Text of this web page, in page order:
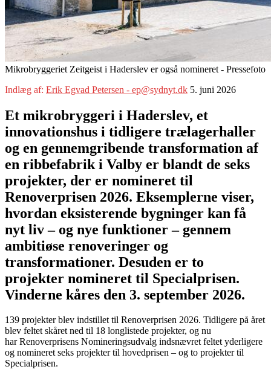
Mikrobryggeriet Zeitgeist i Haderslev er også nomineret - Pressefoto
Indlæg af: Erik Egvad Petersen - ep@sydnyt.dk 5. juni 2026
Et mikrobryggeri i Haderslev, et
innovationshus i tidligere trælagerhaller
og en gennemgribende transformation af
en ribbefabrik i Valby er blandt de seks
projekter, der er nomineret til
Renoverprisen 2026. Eksemplerne viser,
hvordan eksisterende bygninger kan få
nyt liv – og nye funktioner – gennem
ambitiøse renoveringer og
transformationer. Desuden er to
projekter nomineret til Specialprisen.
Vinderne kåres den 3. september 2026.
139 projekter blev indstillet til Renoverprisen 2026. Tidligere på året
blev feltet skåret ned til 18 longlistede projekter, og nu
har Renoverprisens Nomineringsudvalg indsnævret feltet yderligere
og nomineret seks projekter til hovedprisen – og to projekter til
Specialprisen.